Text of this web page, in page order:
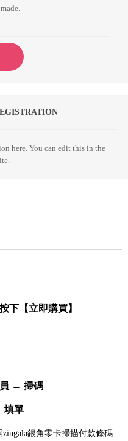
here. You can edit this in the
下【立即購買】
→ 掃碼
填單
銀角零卡掃描付款條碼